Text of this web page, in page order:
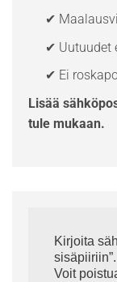
✔
✔ Uutuudet
✔ Ei
Lisää
tule mukaan.
Kirjoita
sisäpiiriin”.
Voit